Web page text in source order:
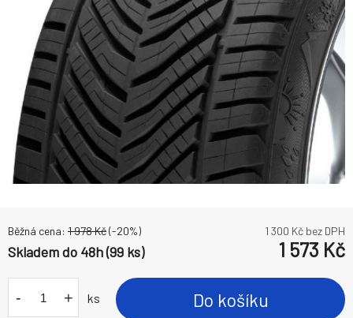
Běžná cena: 1 978Kč(-20%) 1 300 Kč bez DPH
Skladem do 48h (99 ks) 1 573 Kč
- + ks Do košíku